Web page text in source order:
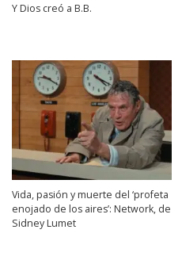
Y Dios creó a B.B.
Vida, pasión y muerte del ‘profeta
enojado de los aires’: Network, de
Sidney Lumet